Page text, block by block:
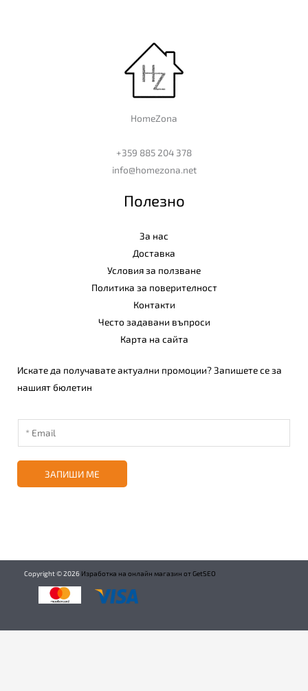
HomeZona
+359 885 204 378
info@homezona.net
Полезно
За нас
Доставка
Условия за ползване
Политика за поверителност
Контакти
Често задавани въпроси
Карта на сайта
Искате да получавате актуални промоции? Запишете се за
нашият бюлетин
ЗАПИШИ МЕ
Copyright ©2026 Изработка на онлайн магазин от GetSEO